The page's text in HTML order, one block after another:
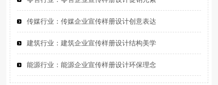
传媒行业‌：传媒企业宣传样册设计创意表达
建筑行业‌：建筑企业宣传样册设计结构美学
能源行业‌：能源企业宣传样册设计环保理念